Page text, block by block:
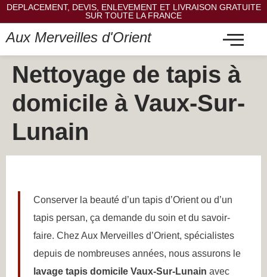
DEPLACEMENT, DEVIS, ENLEVEMENT ET LIVRAISON GRATUITE
SUR TOUTE LA FRANCE
Aux Merveilles d'Orient
Nettoyage de tapis à
domicile à Vaux-Sur-
Lunain
Conserver la beauté d’un tapis d’Orient ou d’un
tapis persan, ça demande du soin et du savoir-
faire. Chez Aux Merveilles d’Orient, spécialistes
depuis de nombreuses années, nous assurons le
lavage tapis domicile Vaux-Sur-Lunain avec